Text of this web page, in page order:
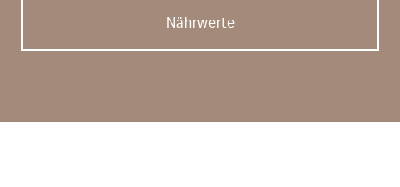
Nährwerte